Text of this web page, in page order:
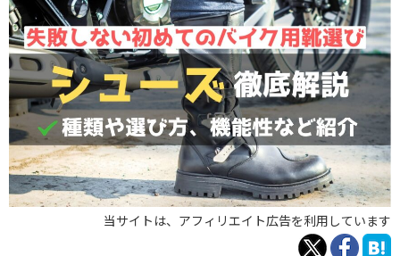
当サイトは、アフィリエイト広告を利用しています